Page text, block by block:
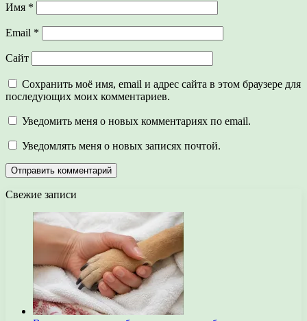
Имя *
Email *
Сайт
Сохранить моё имя, email и адрес сайта в этом браузере для
последующих моих комментариев.
Уведомить меня о новых комментариях по email.
Уведомлять меня о новых записях почтой.
Свежие записи